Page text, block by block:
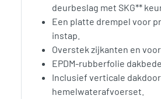
deurbeslag met SKG**
Een platte drempel voor
instap.
Overstek zijkanten en
EPDM-rubberfolie
Inclusief verticale
hemelwaterafvoerset.